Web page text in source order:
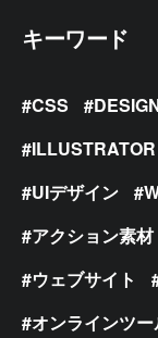
キーワード
CSS
ILLUSTRATOR
UIデザイン
アクション素材
ウェブサイト
オンラインツ